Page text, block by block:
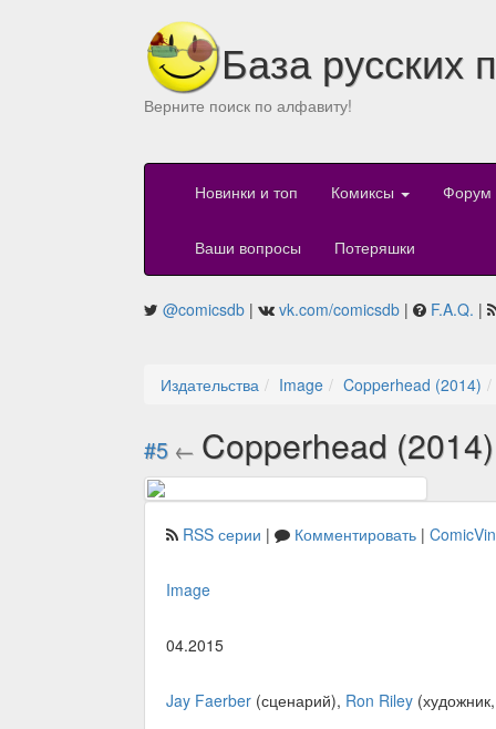
База русских
Верните поиск по алфавиту!
Новинки и топ Комиксы Форум
Ваши вопросы Потеряшки
@comicsdb | vk.com/comicsdb | F.A.Q. |
Издательства Image Copperhead (2014)
#5 ← Copperhead
RSS серии | Комментировать |
Image
04.2015
Jay Faerber (сценарий), Ron Riley